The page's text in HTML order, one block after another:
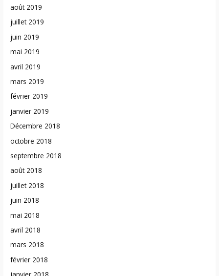
août 2019
juillet 2019
juin 2019
mai 2019
avril 2019
mars 2019
février 2019
janvier 2019
Décembre 2018
octobre 2018
septembre 2018
août 2018
juillet 2018
juin 2018
mai 2018
avril 2018
mars 2018
février 2018